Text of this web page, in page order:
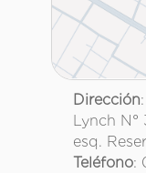
Dirección
Lynch N°
esq.
Teléfono: